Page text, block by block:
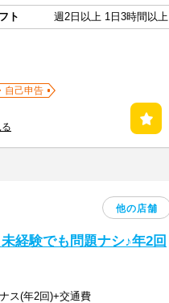
ト
週2日以上 1日3時間以上
自己申告
他の店舗
経験でも問題ナシ♪年2回
ス(年2回)+交通費